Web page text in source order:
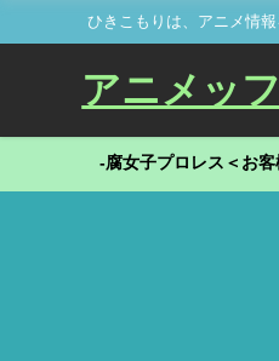
ひきこもりは、アニメ情
アニメッ
-腐女子プロレス＜お